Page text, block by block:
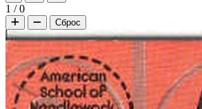
1 /0
Сброс